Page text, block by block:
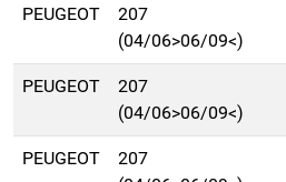
PEUGEOT
207
(04/06>06/09<)
PEUGEOT
207
(04/06>06/09<)
PEUGEOT
207